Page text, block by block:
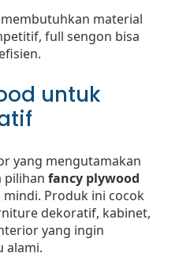
material
full sengon bisa
untuk
yang mengutamakan
pilihan fancy plywood
Produk ini cocok
dekoratif, kabinet,
yang ingin
alami.